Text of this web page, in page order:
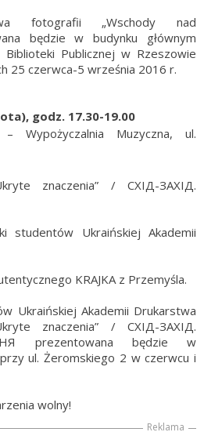
fotografii „Wschody nad
będzie w budynku głównym
Publicznej w Rzeszowie
25 czerwca-5 września 2016 r.
godz. 17.30-19.00
Wypożyczalnia Muzyczna, ul.
znaczenia” / СХІД-ЗАХІД.
studentów Ukraińskiej Akademii
KRAJKA z Przemyśla.
Ukraińskiej Akademii Drukarstwa
znaczenia” / СХІД-ЗАХІД.
prezentowana będzie w
ul. Żeromskiego 2 w czerwcu i
wolny!
Reklama